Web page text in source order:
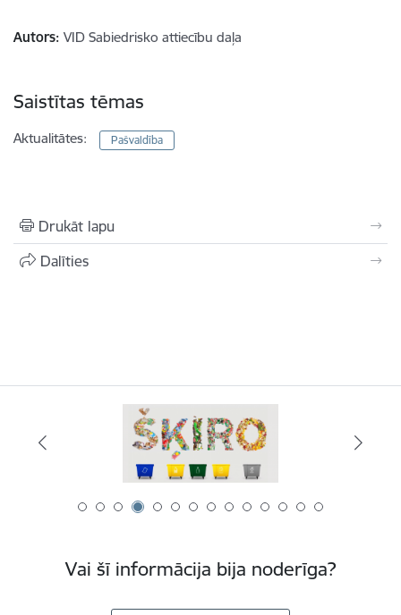
Autors: VID Sabiedrisko attiecību daļa
Saistītas tēmas
Aktualitātes: Pašvaldība
Drukāt lapu
Dalīties
Vai šī informācija bija noderīga?